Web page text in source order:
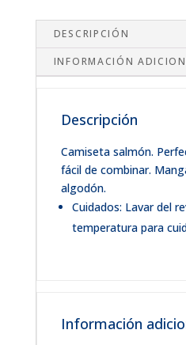
DESCRIPCIÓN
INFORMACIÓN
Descripción
Camiseta salmón.
fácil de combinar.
algodón.
Cuidados: Lavar del
temperatura para
Información